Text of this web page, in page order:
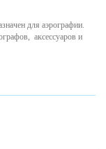
для аэрографии.
аксессуаров и